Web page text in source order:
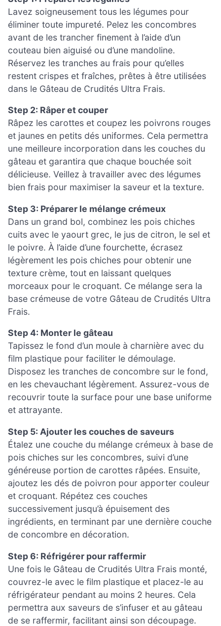
Lavez soigneusement tous les légumes pour
éliminer toute impureté. Pelez les concombres
avant de les trancher finement à l’aide d’un
couteau bien aiguisé ou d’une mandoline.
Réservez les tranches au frais pour qu’elles
restent crispes et fraîches, prêtes à être utilisées
dans le Gâteau de Crudités Ultra Frais.
Step 2: Râper et couper
Râpez les carottes et coupez les poivrons rouges
et jaunes en petits dés uniformes. Cela permettra
une meilleure incorporation dans les couches du
gâteau et garantira que chaque bouchée soit
délicieuse. Veillez à travailler avec des légumes
bien frais pour maximiser la saveur et la texture.
Step 3: Préparer le mélange crémeux
Dans un grand bol, combinez les pois chiches
cuits avec le yaourt grec, le jus de citron, le sel et
le poivre. À l’aide d’une fourchette, écrasez
légèrement les pois chiches pour obtenir une
texture crème, tout en laissant quelques
morceaux pour le croquant. Ce mélange sera la
base crémeuse de votre Gâteau de Crudités Ultra
Frais.
Step 4: Monter le gâteau
Tapissez le fond d’un moule à charnière avec du
film plastique pour faciliter le démoulage.
Disposez les tranches de concombre sur le fond,
en les chevauchant légèrement. Assurez-vous de
recouvrir toute la surface pour une base uniforme
et attrayante.
Step 5: Ajouter les couches de saveurs
Étalez une couche du mélange crémeux à base de
pois chiches sur les concombres, suivi d’une
généreuse portion de carottes râpées. Ensuite,
ajoutez les dés de poivron pour apporter couleur
et croquant. Répétez ces couches
successivement jusqu’à épuisement des
ingrédients, en terminant par une dernière couche
de concombre en décoration.
Step 6: Réfrigérer pour raffermir
Une fois le Gâteau de Crudités Ultra Frais monté,
couvrez-le avec le film plastique et placez-le au
réfrigérateur pendant au moins 2 heures. Cela
permettra aux saveurs de s’infuser et au gâteau
de se raffermir, facilitant ainsi son découpage.